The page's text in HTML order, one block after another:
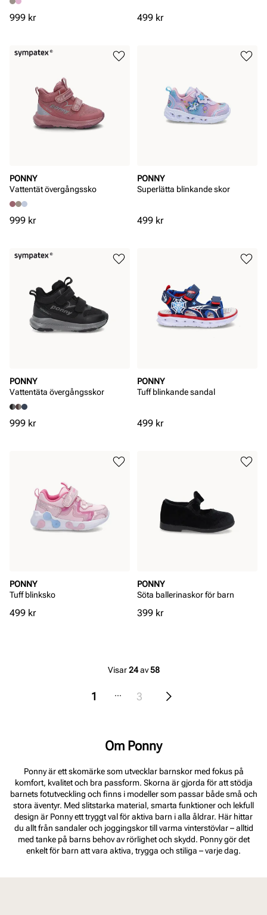
Pris
999 kr Pris
499 kr
PONNY
Vattentät övergångssko
Pris
999 kr
PONNY
Superlätta blinkande skor
Pris
499 kr
PONNY
Vattentäta övergångsskor
Pris
999 kr
PONNY
Tuff blinkande sandal
Pris
499 kr
PONNY
Tuff blinksko
Pris
499 kr
PONNY
Söta ballerinaskor för barn
Pris
399 kr
Visar24av58
1 ... 3
Om Ponny
Ponny är ett skomärke som utvecklar barnskor med fokus på
komfort, kvalitet och bra passform. Skorna är gjorda för att stödja
barnets fotutveckling och finns i modeller som passar både små och
stora äventyr. Med slitstarka material, smarta funktioner och lekfull
design är Ponny ett tryggt val för aktiva barn i alla åldrar. Här hittar
du allt från sandaler och joggingskor till varma vinterstövlar – alltid
med tanke på barns behov av rörlighet och skydd. Ponny gör det
enkelt för barn att vara aktiva, trygga och stiliga – varje dag.